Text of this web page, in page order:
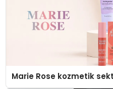
Marie Rose kozmetik